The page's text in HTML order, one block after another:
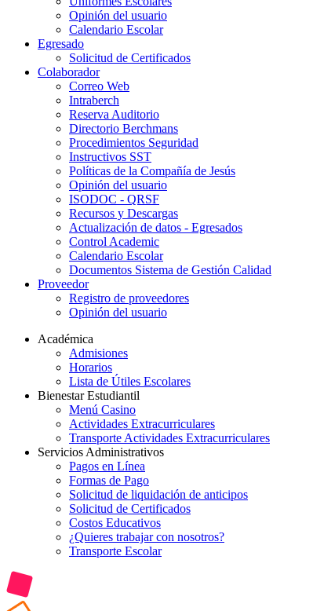
Opinión del usuario
Calendario Escolar
Egresado
Solicitud de Certificados
Colaborador
Correo Web
Intraberch
Reserva Auditorio
Directorio Berchmans
Procedimientos Seguridad
Instructivos SST
Políticas de la Compañía de Jesús
Opinión del usuario
ISODOC - QRSF
Recursos y Descargas
Actualización de datos - Egresados
Control Academic
Calendario Escolar
Documentos Sistema de Gestión Calidad
Proveedor
Registro de proveedores
Opinión del usuario
Académica
Admisiones
Horarios
Lista de Útiles Escolares
Bienestar Estudiantil
Menú Casino
Actividades Extracurriculares
Transporte Actividades Extracurriculares
Servicios Administrativos
Pagos en Línea
Formas de Pago
Solicitud de liquidación de anticipos
Solicitud de Certificados
Costos Educativos
¿Quieres trabajar con nosotros?
Transporte Escolar